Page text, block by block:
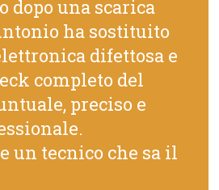
dopo una scarica
ha sostituito
difettosa e
completo del
preciso e
un tecnico che sa il